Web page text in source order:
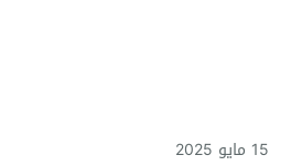
15 مايو 2025